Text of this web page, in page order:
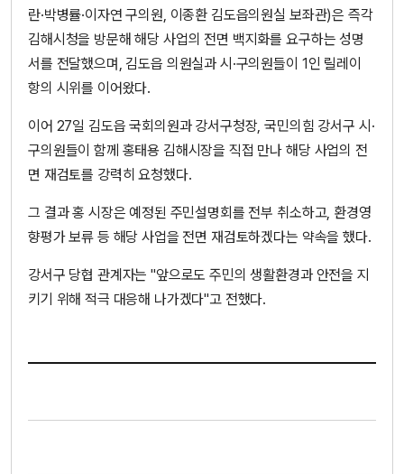
란·박병률·이자연 구의원, 이종환 김도읍의원실 보좌관)은 즉각
김해시청을 방문해 해당 사업의 전면 백지화를 요구하는 성명
서를 전달했으며, 김도읍 의원실과 시·구의원들이 1인 릴레이
항의 시위를 이어왔다.
이어 27일 김도읍 국회의원과 강서구청장, 국민의힘 강서구 시·
구의원들이 함께 홍태용 김해시장을 직접 만나 해당 사업의 전
면 재검토를 강력히 요청했다.
그 결과 홍 시장은 예정된 주민설명회를 전부 취소하고, 환경영
향평가 보류 등 해당 사업을 전면 재검토하겠다는 약속을 했다.
강서구 당협 관계자는 "앞으로도 주민의 생활환경과 안전을 지
키기 위해 적극 대응해 나가겠다"고 전했다.